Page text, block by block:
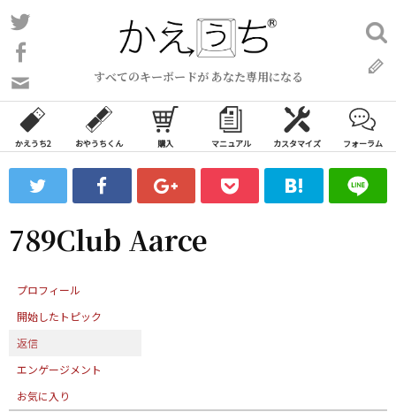
コ
ン
ン
ツ
ス
ッ
プ
すべてのキーボードが あなた専用になる
い
合
わ
フ
ォ
ム
検
索:
かえうち2 おやうちくん 購入 マニュアル カスタマイズ フォーラム
789Club Aarce
プロフィール
開始したトピック
返信
エンゲージメント
お気に入り